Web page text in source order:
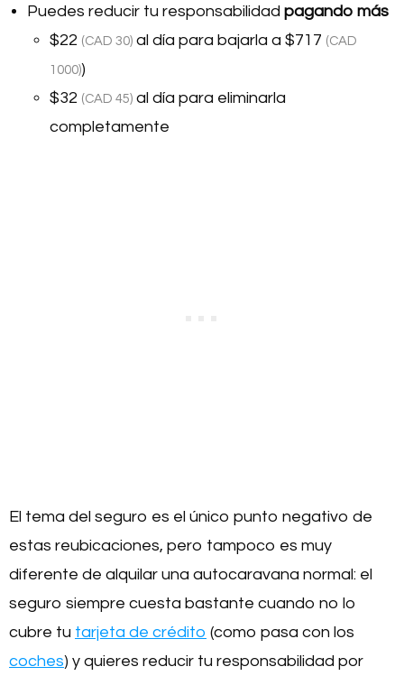
Puedes reducir tu responsabilidad pagando más
$22 (CAD 30) al día para bajarla a $717 (CAD
1000))
$32 (CAD 45) al día para eliminarla
completamente
El tema del seguro es el único punto negativo de
estas reubicaciones, pero tampoco es muy
diferente de alquilar una autocaravana normal: el
seguro siempre cuesta bastante cuando no lo
cubre tu tarjeta de crédito (como pasa con los
coches) y quieres reducir tu responsabilidad por